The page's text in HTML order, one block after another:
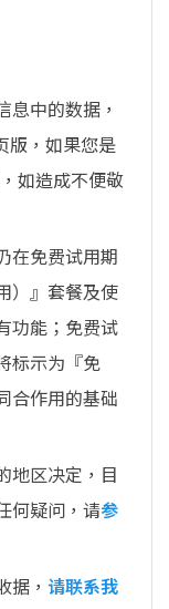
息中的数据，
版，如果您是
如造成不便敬
在免费试用期
）』套餐及使
功能；免费试
标示为『免
合作用的基础
地区决定，目
何疑问，请参
据， 请联系我